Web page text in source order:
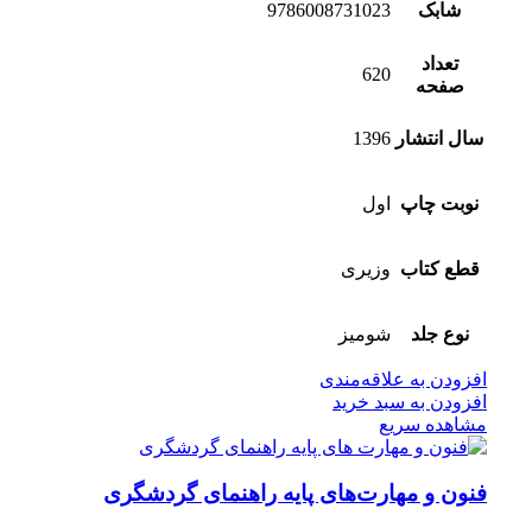
شابک 9786008731023
تعداد
صفحه
620
سال انتشار 1396
نوبت چاپ اول
قطع کتاب وزیری
نوع جلد شومیز
افزودن به علاقه‌مندی
افزودن به سبد خرید
مشاهده سریع
فنون و مهارت‌های پایه راهنمای گردشگری